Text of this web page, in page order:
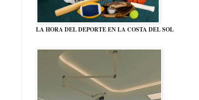
LA HORA DEL DEPORTE EN LA COSTA DEL SOL